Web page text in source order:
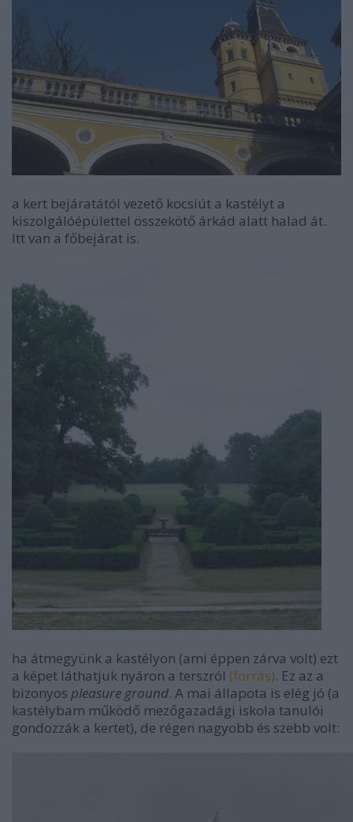
a kert bejáratától vezető kocsiút a kastélyt a
kiszolgálóépülettel összekötő árkád alatt halad át.
Itt van a főbejárat is.
ha átmegyünk a kastélyon (ami éppen zárva volt) ezt
a képet láthatjuk nyáron a terszról (forrás). Ez az a
bizonyos pleasure ground. A mai állapota is elég jó (a
kastélybam működő mezőgazadági iskola tanulói
gondozzák a kertet), de régen nagyobb és szebb volt: